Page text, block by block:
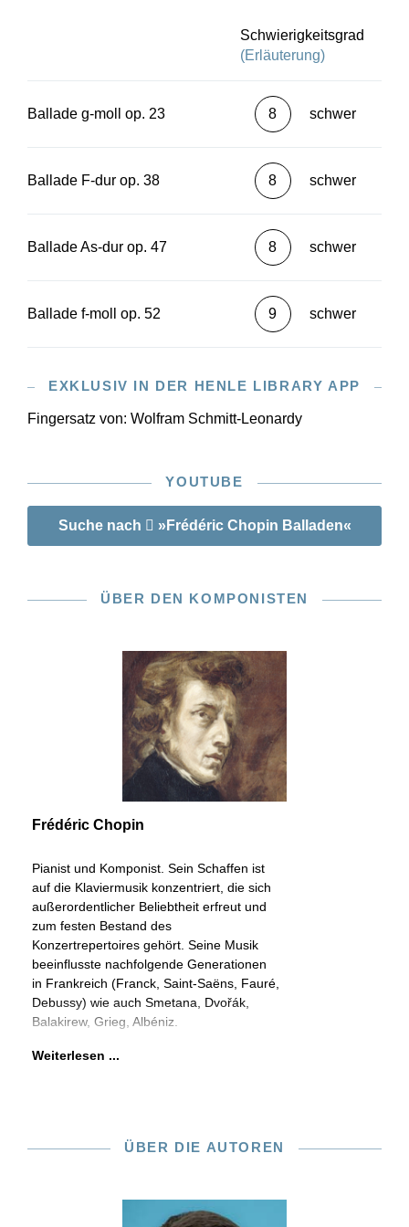
Schwierigkeitsgrad
(Erläuterung)
Ballade g-moll op. 23 8 schwer
Ballade F-dur op. 38 8 schwer
Ballade As-dur op. 47 8 schwer
Ballade f-moll op. 52 9 schwer
EXKLUSIV IN DER HENLE LIBRARY APP
Fingersatz von: Wolfram Schmitt-Leonardy
YOUTUBE
Suche nach »Frédéric Chopin Balladen«
ÜBER DEN KOMPONISTEN
Frédéric Chopin
Pianist und Komponist. Sein Schaffen ist
auf die Klaviermusik konzentriert, die sich
außerordentlicher Beliebtheit erfreut und
zum festen Bestand des
Konzertrepertoires gehört. Seine Musik
beeinflusste nachfolgende Generationen
in Frankreich (Franck, Saint-Saëns, Fauré,
Debussy) wie auch Smetana, Dvořák,
Balakirew, Grieg, Albéniz.
Weiterlesen ...
ÜBER DIE AUTOREN